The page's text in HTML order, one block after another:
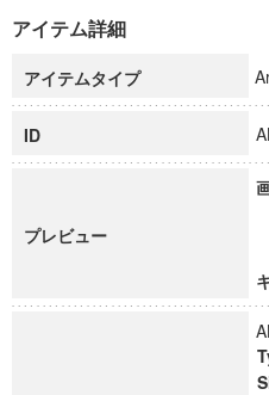
科学研究費補助金研究成
慶應義塾大学グローバル
慶應義塾大学グローバル
博士課程教育リーディ
学術雑誌掲載論文等(8)
アイテム詳細
アイテムタイプ
ID
プレビュー